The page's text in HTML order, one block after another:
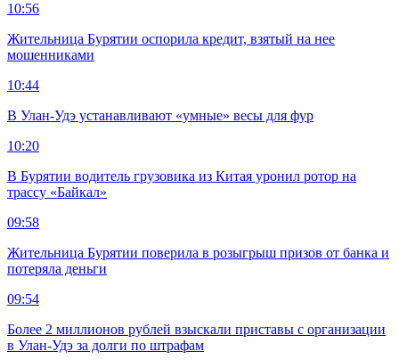
10:56
Жительница Бурятии оспорила кредит, взятый на нее
мошенниками
10:44
В Улан-Удэ устанавливают «умные» весы для фур
10:20
В Бурятии водитель грузовика из Китая уронил ротор на
трассу «Байкал»
09:58
Жительница Бурятии поверила в розыгрыш призов от банка и
потеряла деньги
09:54
Более 2 миллионов рублей взыскали приставы с организации
в Улан-Удэ за долги по штрафам